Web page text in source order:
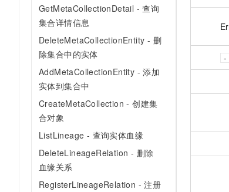
GetMetaCollectionDetail - 查询
集合详情信息
DeleteMetaCollectionEntity - 删
除集合中的实体
AddMetaCollectionEntity - 添加
实体到集合中
CreateMetaCollection - 创建集
合对象
ListLineage - 查询实体血缘
DeleteLineageRelation - 删除
血缘关系
RegisterLineageRelation - 注册